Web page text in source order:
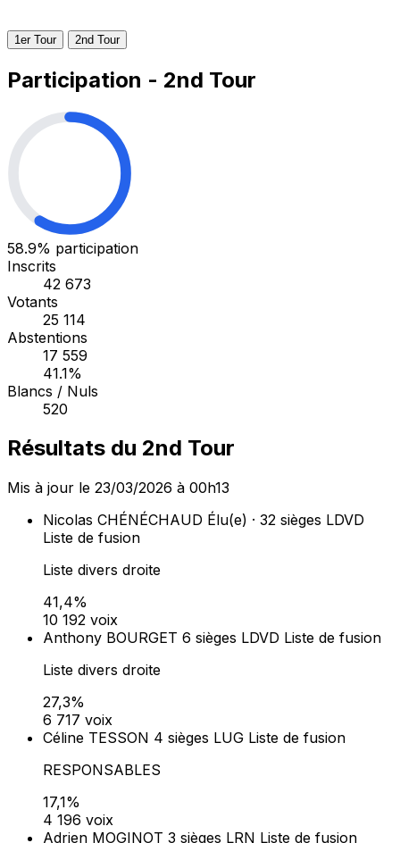
1er Tour 2nd Tour
Participation - 2nd Tour
58.9% participation
Inscrits
42 673
Votants
25 114
Abstentions
17 559
41.1%
Blancs / Nuls
520
Résultats du 2nd Tour
Mis à jour le 23/03/2026 à 00h13
Nicolas CHÉNÉCHAUD Élu(e) · 32 sièges LDVD
Liste de fusion
Liste divers droite
41,4%
10 192 voix
Anthony BOURGET 6 sièges LDVD Liste de fusion
Liste divers droite
27,3%
6 717 voix
Céline TESSON 4 sièges LUG Liste de fusion
RESPONSABLES
17,1%
4 196 voix
Adrien MOGINOT 3 sièges LRN Liste de fusion